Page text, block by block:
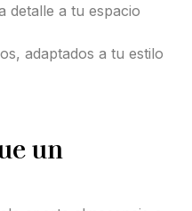
detalle a tu espacio
adaptados a tu estilo
un